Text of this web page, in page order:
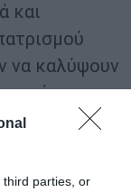
third parties, or
και
να καλύψουν
τον διεθνή